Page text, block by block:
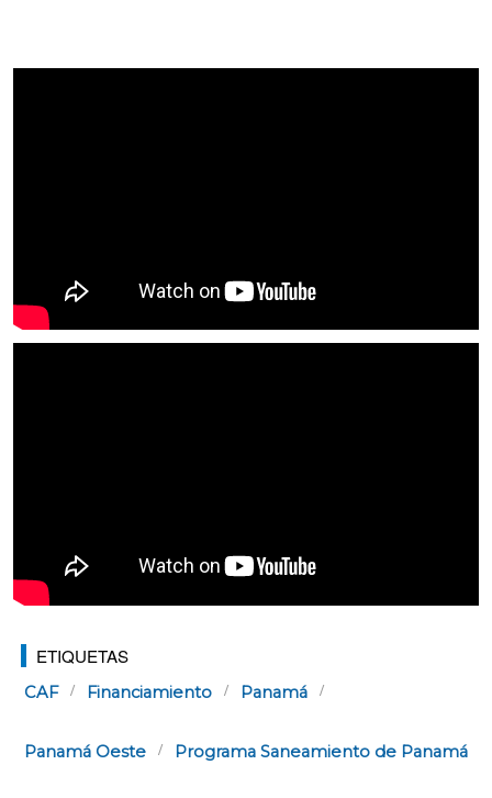
ETIQUETAS
CAF Financiamiento Panamá
Panamá Oeste Programa Saneamiento de Panamá